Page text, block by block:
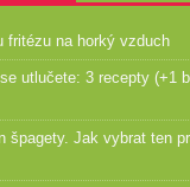
fritézu na horký vzduch
utlučete: 3 recepty (+1
špagety. Jak vybrat ten